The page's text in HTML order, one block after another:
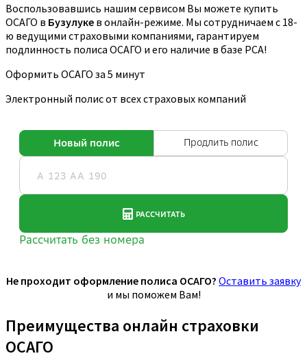
Воспользовавшись нашим сервисом Вы можете купить
ОСАГО в Бузулуке в онлайн-режиме. Мы сотрудничаем с 18-
ю ведущими страховыми компаниями, гарантируем
подлинность полиса ОСАГО и его наличие в базе РСА!
Оформить ОСАГО за 5 минут
Электронный полис от всех страховых компаний
Не проходит оформление полиса ОСАГО? Оставить заявку
и мы поможем Вам!
Преимущества онлайн страховки
ОСАГО